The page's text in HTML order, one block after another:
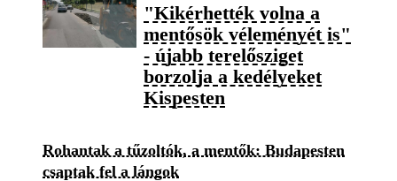
"Kikérhették volna a
mentősök véleményét is"
- újabb terelősziget
borzolja a kedélyeket
Kispesten
Rohantak a tűzoltók, a mentők: Budapesten
csaptak fel a lángok